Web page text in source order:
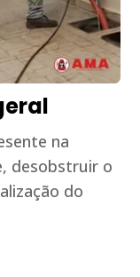
na
desobstruir o
do